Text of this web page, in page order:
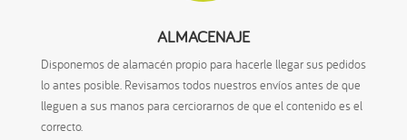
ALMACENAJE
Disponemos de alamacén propio para hacerle llegar sus pedidos
lo antes posible. Revisamos todos nuestros envíos antes de que
lleguen a sus manos para cerciorarnos de que el contenido es el
correcto.